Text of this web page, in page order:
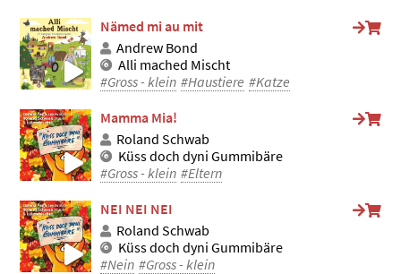
Nämed mi au mit
Andrew Bond
Alli mached Mischt
#Gross - klein #Haustiere #Katze
Mamma Mia!
Roland Schwab
Küss doch dyni Gummibäre
#Gross - klein #Eltern
NEI NEI NEI
Roland Schwab
Küss doch dyni Gummibäre
#Nein #Gross - klein